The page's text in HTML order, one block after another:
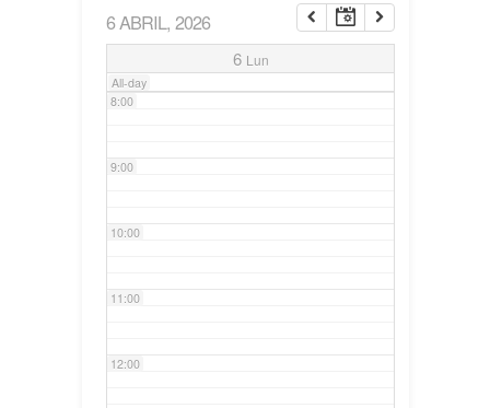
6 ABRIL, 2026
6 Lun
All-day
7:00
8:00
9:00
10:00
11:00
12:00